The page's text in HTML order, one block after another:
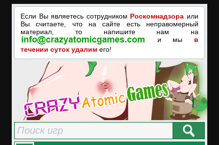
Если Вы являетесь сотрудником Роскомнадзора или
Вы считаете, что на сайте есть неправомерный
материал, то напишите нам на
и мы в
течении суток удалим его!